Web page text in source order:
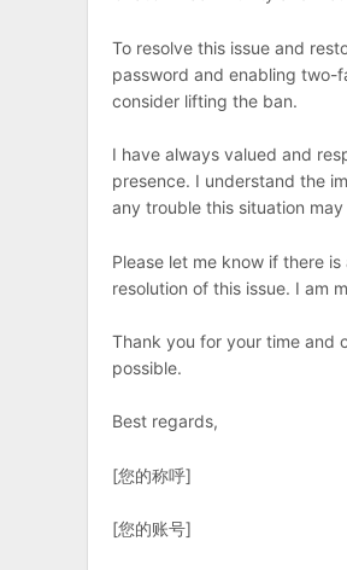
To resolve this issue and
password and enabling two-
consider lifting the ban.
I have always valued and
presence. I understand the
any trouble this situation
Please let me know if there
resolution of this issue. I am
Thank you for your time and
possible.
Best regards,
[您的称呼]
[您的账号]